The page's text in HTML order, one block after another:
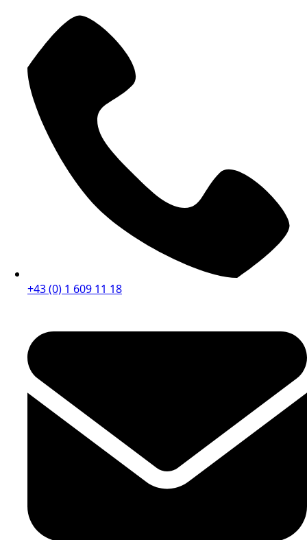
+43 (0) 1 609 11 18